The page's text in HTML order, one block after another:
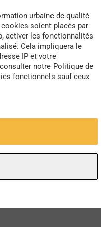
urbaine de qualité
soient placés par
activer les fonctionnalités
Cela impliquera le
IP et votre
notre Politique de
fonctionnels sauf ceux